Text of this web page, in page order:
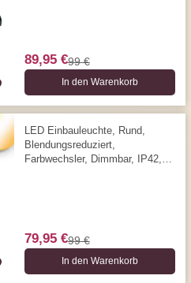
89,95 €99 €
In den Warenkorb
LED Einbauleuchte, Rund,
Blendungsreduziert,
Farbwechsler, Dimmbar, IP42,
79,95 €99 €
In den Warenkorb